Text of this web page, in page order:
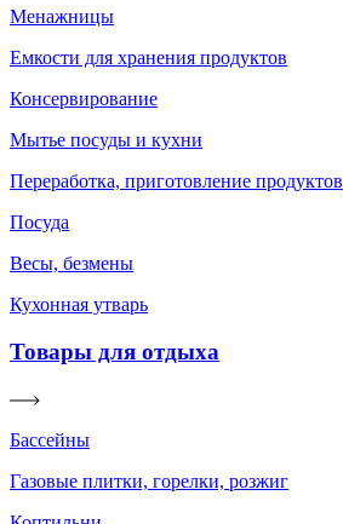
Менажницы
Емкости для хранения продуктов
Консервирование
Мытье посуды и кухни
Переработка, приготовление продуктов
Посуда
Весы, безмены
Кухонная утварь
Товары для отдыха
Бассейны
Газовые плитки, горелки, розжиг